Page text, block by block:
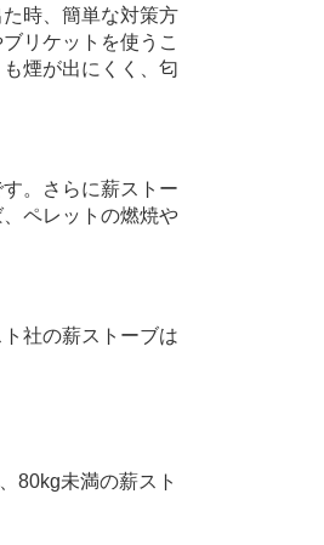
時、簡単な対策方
リケットを使うこ
煙が出にくく、匂
。さらに薪ストー
ペレットの燃焼や
社の薪ストーブは
80kg未満の薪スト